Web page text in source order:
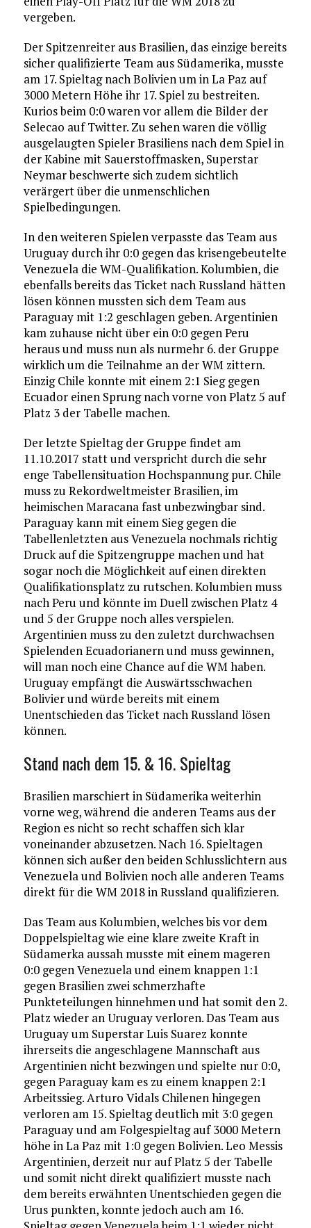
vergeben.
Der Spitzenreiter aus Brasilien, das einzige bereits
sicher qualifizierte Team aus Südamerika, musste
am 17. Spieltag nach Bolivien um in La Paz auf
3000 Metern Höhe ihr 17. Spiel zu bestreiten.
Kurios beim 0:0 waren vor allem die Bilder der
Selecao auf Twitter. Zu sehen waren die völlig
ausgelaugten Spieler Brasiliens nach dem Spiel in
der Kabine mit Sauerstoffmasken, Superstar
Neymar beschwerte sich zudem sichtlich
verärgert über die unmenschlichen
Spielbedingungen.
In den weiteren Spielen verpasste das Team aus
Uruguay durch ihr 0:0 gegen das krisengebeutelte
Venezuela die WM-Qualifikation. Kolumbien, die
ebenfalls bereits das Ticket nach Russland hätten
lösen können mussten sich dem Team aus
Paraguay mit 1:2 geschlagen geben. Argentinien
kam zuhause nicht über ein 0:0 gegen Peru
heraus und muss nun als nurmehr 6. der Gruppe
wirklich um die Teilnahme an der WM zittern.
Einzig Chile konnte mit einem 2:1 Sieg gegen
Ecuador einen Sprung nach vorne von Platz 5 auf
Platz 3 der Tabelle machen.
Der letzte Spieltag der Gruppe findet am
11.10.2017 statt und verspricht durch die sehr
enge Tabellensituation Hochspannung pur. Chile
muss zu Rekordweltmeister Brasilien, im
heimischen Maracana fast unbezwingbar sind.
Paraguay kann mit einem Sieg gegen die
Tabellenletzten aus Venezuela nochmals richtig
Druck auf die Spitzengruppe machen und hat
sogar noch die Möglichkeit auf einen direkten
Qualifikationsplatz zu rutschen. Kolumbien muss
nach Peru und könnte im Duell zwischen Platz 4
und 5 der Gruppe noch alles verspielen.
Argentinien muss zu den zuletzt durchwachsen
Spielenden Ecuadorianern und muss gewinnen,
will man noch eine Chance auf die WM haben.
Uruguay empfängt die Auswärtsschwachen
Bolivier und würde bereits mit einem
Unentschieden das Ticket nach Russland lösen
können.
Stand nach dem 15. & 16. Spieltag
Brasilien marschiert in Südamerika weiterhin
vorne weg, während die anderen Teams aus der
Region es nicht so recht schaffen sich klar
voneinander abzusetzen. Nach 16. Spieltagen
können sich außer den beiden Schlusslichtern aus
Venezuela und Bolivien noch alle anderen Teams
direkt für die WM 2018 in Russland qualifizieren.
Das Team aus Kolumbien, welches bis vor dem
Doppelspieltag wie eine klare zweite Kraft in
Südamerka aussah musste mit einem mageren
0:0 gegen Venezuela und einem knappen 1:1
gegen Brasilien zwei schmerzhafte
Punkteteilungen hinnehmen und hat somit den 2.
Platz wieder an Uruguay verloren. Das Team aus
Uruguay um Superstar Luis Suarez konnte
ihrerseits die angeschlagene Mannschaft aus
Argentinien nicht bezwingen und spielte nur 0:0,
gegen Paraguay kam es zu einem knappen 2:1
Arbeitssieg. Arturo Vidals Chilenen hingegen
verloren am 15. Spieltag deutlich mit 3:0 gegen
Paraguay und am Folgespieltag auf 3000 Metern
höhe in La Paz mit 1:0 gegen Bolivien. Leo Messis
Argentinien, derzeit nur auf Platz 5 der Tabelle
und somit nicht direkt qualifiziert musste nach
dem bereits erwähnten Unentschieden gegen die
Urus punkten, konnte jedoch auch am 16.